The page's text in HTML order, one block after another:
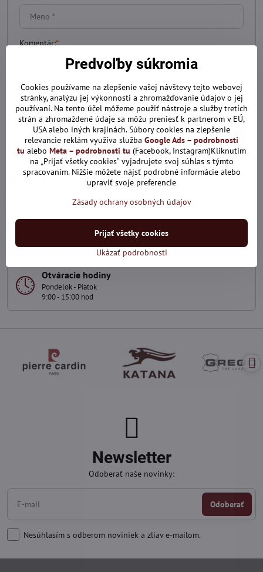
Komentár:*
(Povinné) Odoslať
Potrebujete poradiť?
+421 915 286 729
obchod​@panskaelegancia​.sk
Otváracie hodiny
Pondelok - Piatok
9:00 - 15:00 hod
Newsletter
Odoberať naše novinky:
Odoberať
Nesúhlasím s odberom noviniek a zliav e-mailom.
Predvoľby súkromia
Cookies používame na zlepšenie vašej návštevy tejto webovej
stránky, analýzu jej výkonnosti a zhromažďovanie údajov o jej
používaní. Na tento účel môžeme použiť nástroje a služby tretích
strán a zhromaždené údaje sa môžu preniesť k partnerom v EÚ,
USA alebo iných krajinách. Súbory cookies na zlepšenie
relevancie reklám využíva služba Google Ads – podrobnosti
tu alebo Meta – podrobnosti tu (Facebook, Instagram)Kliknutím
na „Prijať všetky cookies“ vyjadrujete svoj súhlas s týmto
spracovaním. Nižšie môžete nájsť podrobné informácie alebo
upraviť svoje preferencie
Zásady ochrany osobných údajov
Ukázať podrobnosti
Prijať všetky cookies